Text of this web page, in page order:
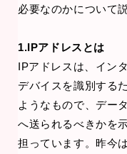
必要なのかについて
1.IPアドレスとは
IPアドレスは、イン
デバイスを識別する
ようなもので、デー
へ送られるべきかを
担っています。昨今